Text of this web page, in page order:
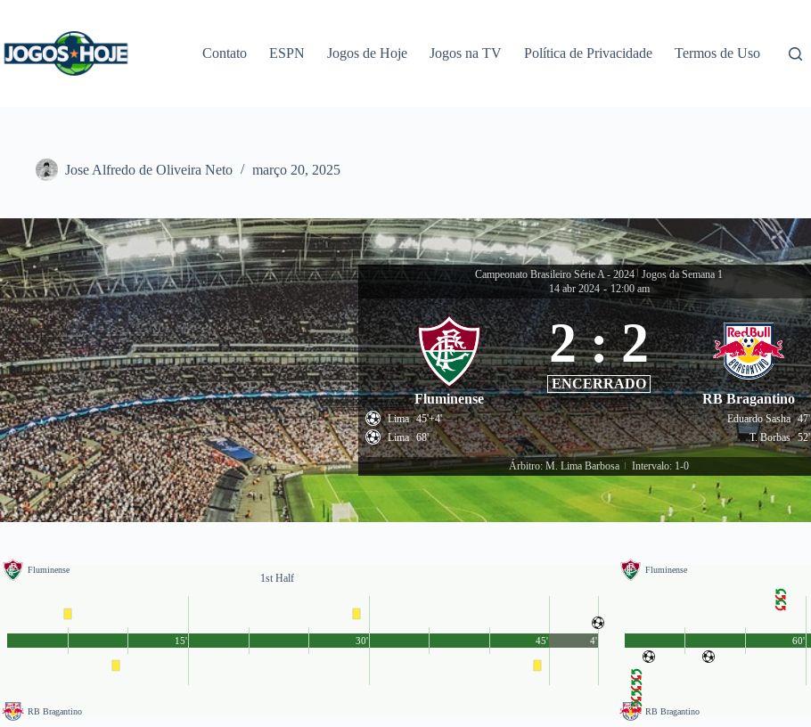
conteúdo
Contato ESPN Jogos de Hoje Jogos na TV Política de Privacidade Termos de Uso
Jose Alfredo de Oliveira Neto março 20, 2025
Campeonato Brasileiro Série A - 2024 Jogos da Semana 1
14 abr 2024 - 12:00 am
Fluminense
2 : 2
ENCERRADO
RB Bragantino
Lima 45'+4'
Lima 68'
Eduardo Sasha 47'
T. Borbas 52'
Árbitro: M. Lima Barbosa Intervalo: 1-0
Fluminense
1st Half
RB Bragantino
45'
15' 30' 4'
Fluminense
RB Bragantino
60'